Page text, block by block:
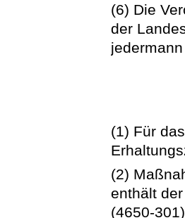
(6) Die
der
(1) Für
(2)
enthält
(4650-